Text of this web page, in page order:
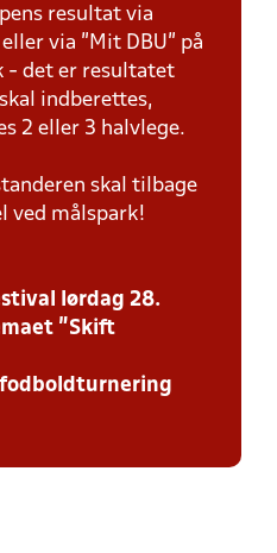
resultat via
via ”Mit DBU” på
- det er resultatet
indberettes,
2 eller 3 halvlege.
skal tilbage
ved målspark!
lørdag 28.
”Skift